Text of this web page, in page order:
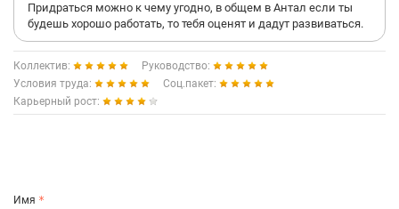
Придраться можно к чему угодно, в общем в Антал если ты
будешь хорошо работать, то тебя оценят и дадут развиваться.
Коллектив:
Руководство:
Условия труда:
Соц.пакет:
Карьерный рост:
Имя